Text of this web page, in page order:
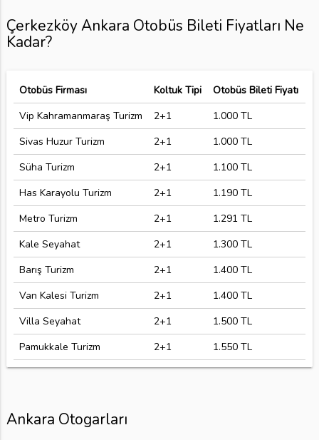
Çerkezköy Ankara Otobüs Bileti Fiyatları Ne
Kadar?
Otobüs Firması Koltuk Tipi
Otobüs Bileti Fiyatı
Vip Kahramanmaraş Turizm
2+1
1.000 TL
Sivas Huzur Turizm
2+1
1.000 TL
Süha Turizm
2+1
1.100 TL
Has Karayolu Turizm
2+1
1.190 TL
Metro Turizm
2+1
1.291 TL
Kale Seyahat
2+1
1.300 TL
Barış Turizm
2+1
1.400 TL
Van Kalesi Turizm
2+1
1.400 TL
Villa Seyahat
2+1
1.500 TL
Pamukkale Turizm
2+1 1.550 TL
Ankara Otogarları